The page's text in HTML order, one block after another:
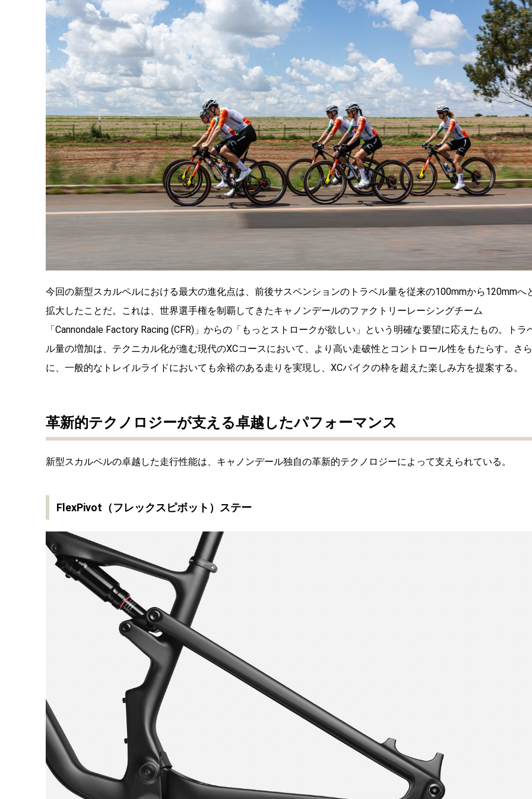
今回の新型スカルペルにおける最大の進化点は、前後サスペンションのトラベル量を従来の100mmから120mmへ
拡大したことだ。これは、世界選手権を制覇してきたキャノンデールのファクトリーレーシングチーム
「Cannondale Factory Racing (CFR)」からの「もっとストロークが欲しい」という明確な要望に応えたもの。トラ
ル量の増加は、テクニカル化が進む現代のXCコースにおいて、より高い走破性とコントロール性をもたらす。さら
に、一般的なトレイルライドにおいても余裕のある走りを実現し、XCバイクの枠を超えた楽しみ方を提案する。
革新的テクノロジーが支える卓越したパフォーマンス
新型スカルペルの卓越した走行性能は、キャノンデール独自の革新的テクノロジーによって支えられている。
FlexPivot（フレックスピボット）ステー